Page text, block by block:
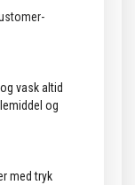
vask altid
og
med tryk